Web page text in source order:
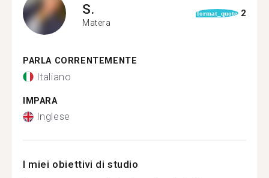
S.
Matera
format_quote 2
PARLA CORRENTEMENTE
Italiano
IMPARA
Inglese
I miei obiettivi di studio